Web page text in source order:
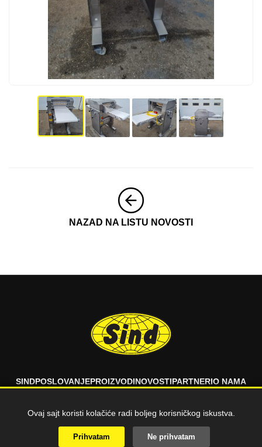
NAZAD NA LISTU NOVOSTI
SINDPOSLOVANJEPROIZVODINOVOSTIPARTNERIO NAMA
FAQKONTAKT
© 2026 SIND d.o.o. Sva prava zadržana.
Ovaj sajt koristi kolačiće radi boljeg korisničkog iskustva.
Prihvatam Ne prihvatam